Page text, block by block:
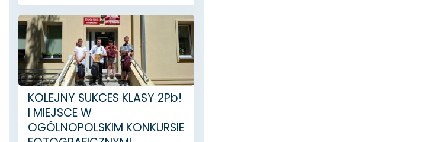
KOLEJNY SUKCES KLASY 2Pb!
I MIEJSCE W
OGÓLNOPOLSKIM KONKURSIE